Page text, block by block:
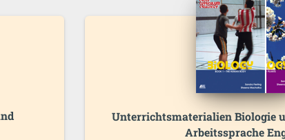
Unterrichtsmaterialien Biologie
Arbeitssprache